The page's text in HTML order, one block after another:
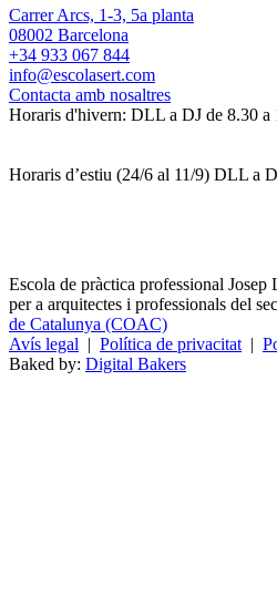
Carrer Arcs, 1-3, 5a planta
08002 Barcelona
+34 933 067 844
info@escolasert.com
Contacta amb nosaltres
Horaris d'hivern: DLL a DJ de 8.30 a
Horaris d’estiu (24/6 al 11/9) DLL a
Escola de pràctica professional
per a arquitectes i professionals del
de Catalunya (COAC)
Avís legal | Política de privacitat |
Baked by: Digital Bakers